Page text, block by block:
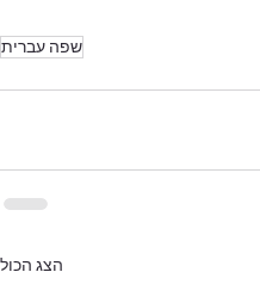
שפה עברית
הצג הכול